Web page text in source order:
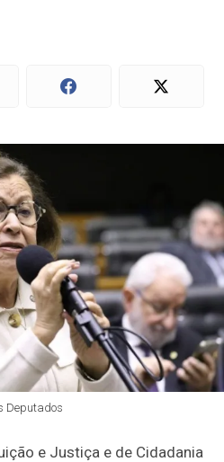
Deputados
e Justiça e de Cidadania